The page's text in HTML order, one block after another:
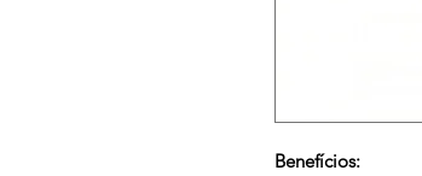
Benefícios: